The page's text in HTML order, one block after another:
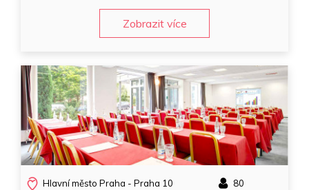
Zobrazit více
Hlavní město Praha - Praha 10 80